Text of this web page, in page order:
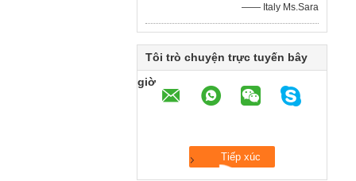
—— Italy Ms.Sara
Tôi trò chuyện trực tuyến bây
giờ